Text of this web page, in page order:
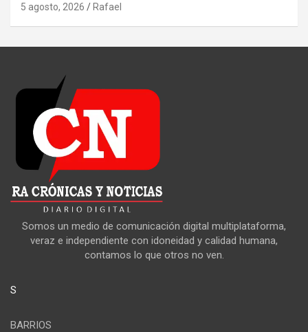
5 agosto, 2026 Rafael
Somos un medio de comunicación digital multiplataforma,
veraz e independiente con idoneidad y calidad humana,
contamos lo que otros no ven.
S
BARRIOS